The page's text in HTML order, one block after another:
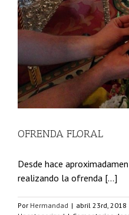
OFRENDA FLORAL
Desde hace
realizando la ofrenda [...]
Por Hermandad | abril 23rd, 2018